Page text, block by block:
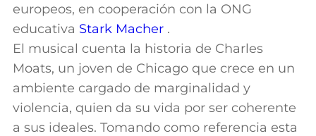
europeos, en cooperación con la ONG
educativa Stark Macher .
El musical cuenta la historia de Charles
Moats, un joven de Chicago que crece en un
ambiente cargado de marginalidad y
violencia, quien da su vida por ser coherente
a sus ideales. Tomando como referencia esta